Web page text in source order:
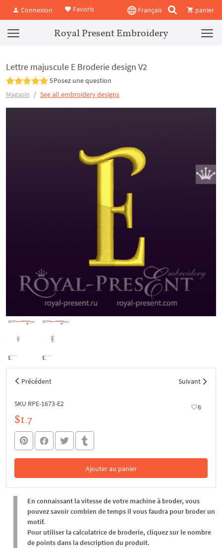
Connexion Favoris Français panier
Royal Present Embroidery
Lettre majuscule E Broderie design V2
5Posez une question
Magasin
See all embroidery designs
Précédent Suivant
SKU RPE-1673-E2 6
$1.7
Ajouter au panier
Dans le panier
En connaissant la vitesse de votre machine à broder, vous
pouvez savoir combien de temps il vous faudra pour broder un
motif.
Pour utiliser la calculatrice de broderie, cliquez sur le nombre
de points dans la description du produit.